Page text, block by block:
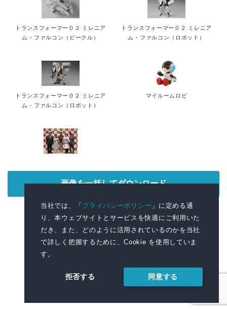
当社では、「プライバシーポリシー 」に定める通
り、本ウェブサイトとサービスを快適にご利用いた
だき、また、どのように活用されているのかを当社
で詳しく把握するために、Cookie を使用していま
す。
拒否する 同意する
トランスフォーマー０２ ミレニア
ム・ファルコン（ビークル）
トランスフォーマー０２ ミレニア
ム・ファルコン（ロボット）
トランスフォーマー０２ ミレニア
ム・ファルコン（ロボット）
マイルームロビ
画像を一括してダウンロード
 テーマ
新商品・新製品 、 新技術・研究開発・特許
、
イベント・セミナー・展示会
趣味・娯楽 、